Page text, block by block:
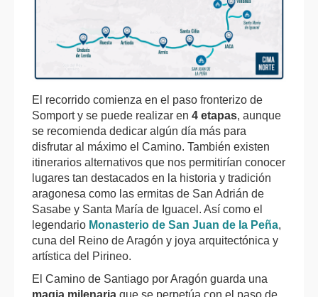
El recorrido comienza en el paso fronterizo de
Somport y se puede realizar en 4 etapas, aunque
se recomienda dedicar algún día más para
disfrutar al máximo el Camino. También existen
itinerarios alternativos que nos permitirían conocer
lugares tan destacados en la historia y tradición
aragonesa como las ermitas de San Adrián de
Sasabe y Santa María de Iguacel. Así como el
legendario Monasterio de San Juan de la Peña,
cuna del Reino de Aragón y joya arquitectónica y
artística del Pirineo.
El Camino de Santiago por Aragón guarda una
magia milenaria que se perpetúa con el paso de